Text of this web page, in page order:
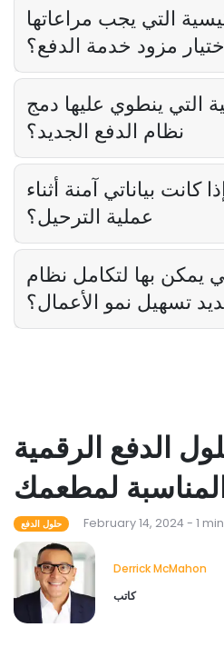
Derrick
التي يجب مراعاتها
مزود خدمة الدفع؟
التي ينطوي عليها دمج
نظام الدفع الجديد؟
بياناتي آمنة أثناء
عملية الترحيل؟
يمكن بها لتكامل نظام
تسهيل نمو الأعمال؟
الدفع الرقمية
لمطعمك
حلول الدفع February 14, 2024 - 1
Derrick McMahon
كاتب